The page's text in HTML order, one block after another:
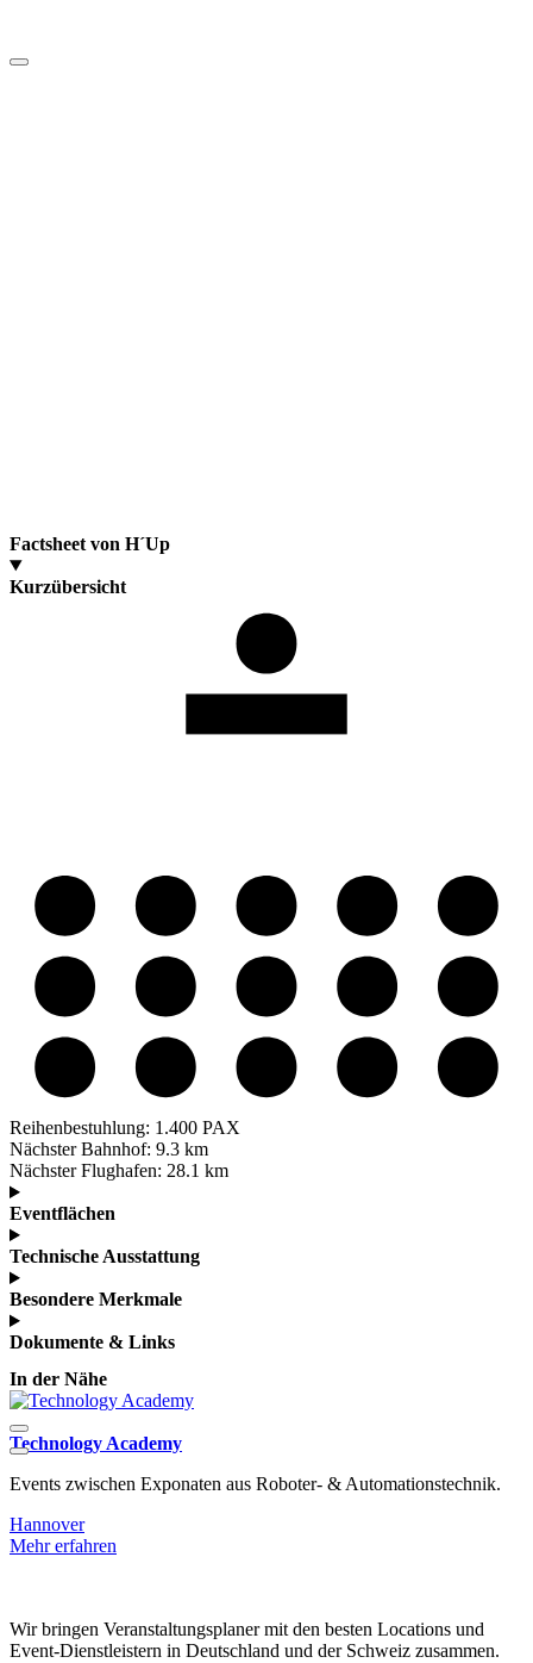
Factsheet von H´Up
Kurzübersicht
Reihenbestuhlung: 1.400 PAX
Nächster Bahnhof: 9.3 km
Nächster Flughafen: 28.1 km
Eventflächen
Technische Ausstattung
Besondere Merkmale
Dokumente & Links
In der Nähe
Technology Academy
Events zwischen Exponaten aus Roboter- & Automationstechnik.
Hannover
Mehr erfahren
Wir bringen Veranstaltungsplaner mit den besten Locations und
Event-Dienstleistern in Deutschland und der Schweiz zusammen.